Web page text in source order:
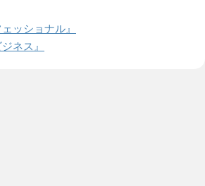
ッショナル』
ネス』